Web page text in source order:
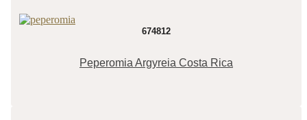
674812
Peperomia Argyreia Costa Rica